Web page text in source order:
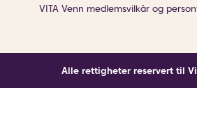
VITA Venn medlemsvilkår og
Alle rettigheter reservert til